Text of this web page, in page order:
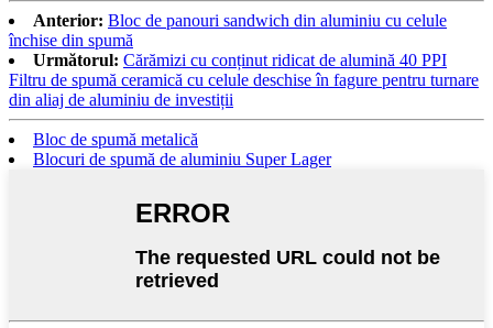
Anterior: Bloc de panouri sandwich din aluminiu cu celule
închise din spumă
Următorul: Cărămizi cu conținut ridicat de alumină 40 PPI
Filtru de spumă ceramică cu celule deschise în fagure pentru turnare
din aliaj de aluminiu de investiții
Bloc de spumă metalică
Blocuri de spumă de aluminiu Super Lager